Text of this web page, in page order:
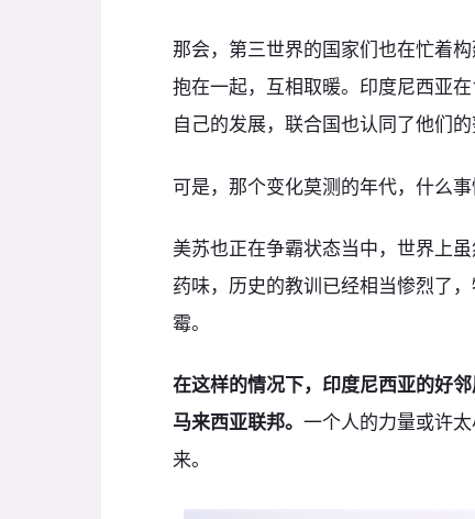
那会，第三世界的国家们也在忙着
抱在一起，互相取暖。印度尼西亚
自己的发展，联合国也认同了他们的
可是，那个变化莫测的年代，什么事
美苏也正在争霸状态当中，世界上
药味，历史的教训已经相当惨烈了
霉。
在这样的情况下，印度尼西亚的好
马来西亚联邦。 一个人的力量或许
来。